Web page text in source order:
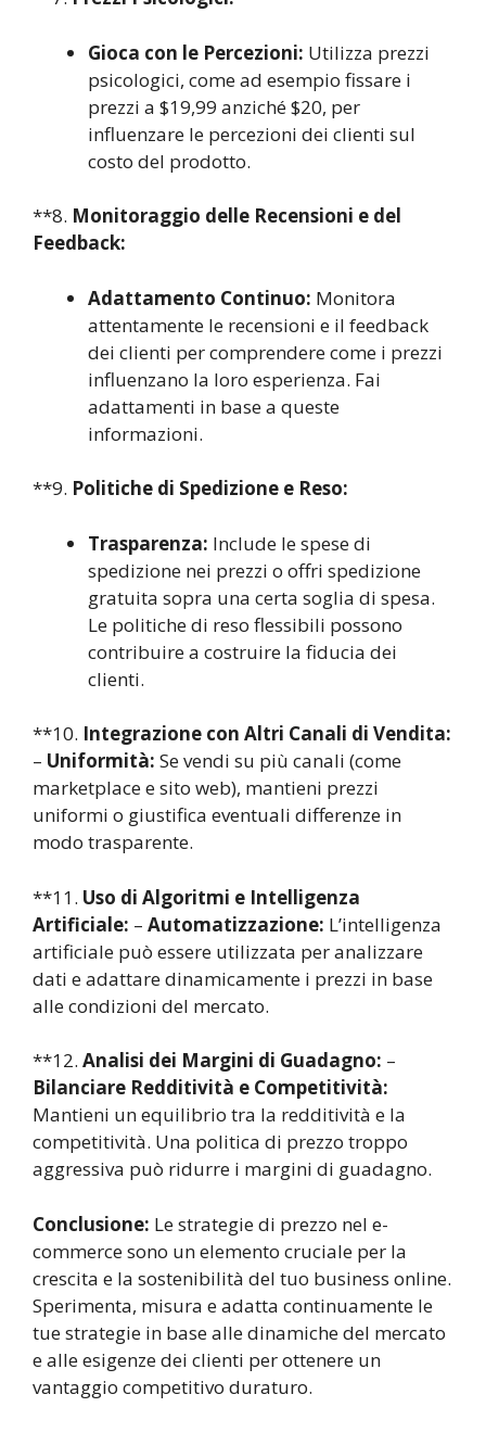
Gioca con le Percezioni: Utilizza prezzi
psicologici, come ad esempio fissare i
prezzi a $19,99 anziché $20, per
influenzare le percezioni dei clienti sul
costo del prodotto.
**8. Monitoraggio delle Recensioni e del
Feedback:
Adattamento Continuo: Monitora
attentamente le recensioni e il feedback
dei clienti per comprendere come i prezzi
influenzano la loro esperienza. Fai
adattamenti in base a queste
informazioni.
**9. Politiche di Spedizione e Reso:
Trasparenza: Include le spese di
spedizione nei prezzi o offri spedizione
gratuita sopra una certa soglia di spesa.
Le politiche di reso flessibili possono
contribuire a costruire la fiducia dei
clienti.
**10. Integrazione con Altri Canali di Vendita:
– Uniformità: Se vendi su più canali (come
marketplace e sito web), mantieni prezzi
uniformi o giustifica eventuali differenze in
modo trasparente.
**11. Uso di Algoritmi e Intelligenza
Artificiale: – Automatizzazione: L’intelligenza
artificiale può essere utilizzata per analizzare
dati e adattare dinamicamente i prezzi in base
alle condizioni del mercato.
**12. Analisi dei Margini di Guadagno: –
Bilanciare Redditività e Competitività:
Mantieni un equilibrio tra la redditività e la
competitività. Una politica di prezzo troppo
aggressiva può ridurre i margini di guadagno.
Conclusione: Le strategie di prezzo nel e-
commerce sono un elemento cruciale per la
crescita e la sostenibilità del tuo business online.
Sperimenta, misura e adatta continuamente le
tue strategie in base alle dinamiche del mercato
e alle esigenze dei clienti per ottenere un
vantaggio competitivo duraturo.